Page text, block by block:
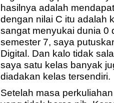
hasilnya adalah
dengan nilai C itu adalah
sangat menyukai dunia 0
semester 7, saya
Digital. Dan kalo tidak
saya satu kelas banyak
diadakan kelas tersendiri.
Setelah masa